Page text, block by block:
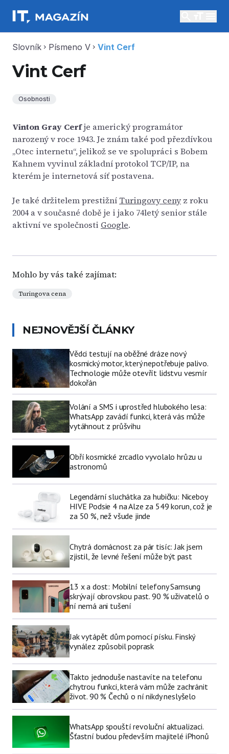
Slovník chevron_right Písmeno V chevron_right Vint Cerf
Vint Cerf
Osobnosti
Vinton Gray Cerfje americký programátor
narozený v roce 1943. Je znám také pod přezdívkou
„Otec internetu“, jelikož se ve spolupráci s Bobem
Kahnem vyvinul základní protokol TCP/IP, na
kterém je internetová síť postavena.
Je také držitelem prestižní Turingovy cenyz roku
2004 a v současné době je i jako 74letý senior stále
aktivní ve společnosti Google.
Mohlo by vás také zajímat:
Turingova cena
NEJNOVĚJŠÍ ČLÁNKY
Vědci testují na oběžné dráze nový
kosmický motor, který nepotřebuje palivo.
Technologie může otevřít lidstvu vesmír
dokořán
Volání a SMS i uprostřed hlubokého lesa:
WhatsApp zavádí funkci, která vás může
vytáhnout z průšvihu
Obří kosmické zrcadlo vyvolalo hrůzu u
astronomů
Legendární sluchátka za hubičku: Niceboy
HIVE Podsie 4 na Alze za 549 korun, což je
za 50 %, než všude jinde
Chytrá domácnost za pár tisíc: Jak jsem
zjistil, že levné řešení může být past
13 x a dost: Mobilní telefony Samsung
skrývají obrovskou past. 90 % uživatelů o
ní nemá ani tušení
Jak vytápět dům pomocí písku. Finský
vynález způsobil poprask
Takto jednoduše nastavíte na telefonu
chytrou funkci, která vám může zachránit
život. 90 % Čechů o ní nikdy neslyšelo
WhatsApp spouští revoluční aktualizaci.
Šťastní budou především majitelé iPhonů